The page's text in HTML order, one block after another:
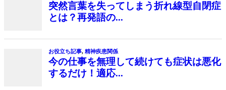
突然言葉を失ってしまう折れ線型自閉症
とは？再発語の...
お役立ち記事, 精神疾患関係
今の仕事を無理して続けても症状は悪化
するだけ！適応...